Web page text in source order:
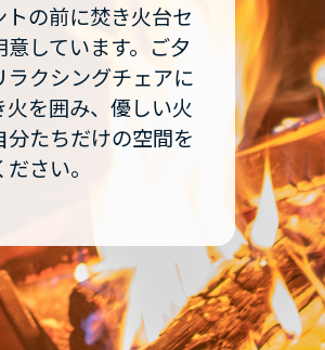
トの前に焚き火台セ
意しています。ご夕
ラクシングチェアに
火を囲み、優しい火
分たちだけの空間を
さい。